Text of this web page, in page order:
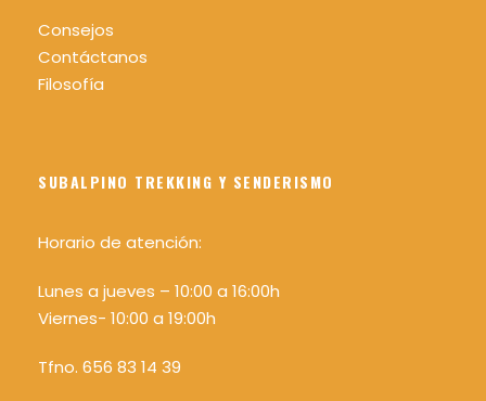
Consejos
Contáctanos
Filosofía
SUBALPINO TREKKING Y SENDERISMO
Horario de atención:
Lunes a jueves – 10:00 a 16:00h
Viernes- 10:00 a 19:00h
Tfno. 656 83 14 39